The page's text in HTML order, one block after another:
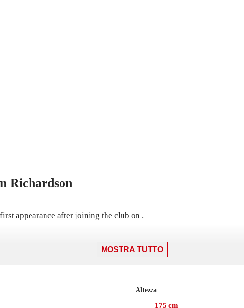
Richardson
appearance after joining the club on .
MOSTRA TUTTO
Altezza
175 cm